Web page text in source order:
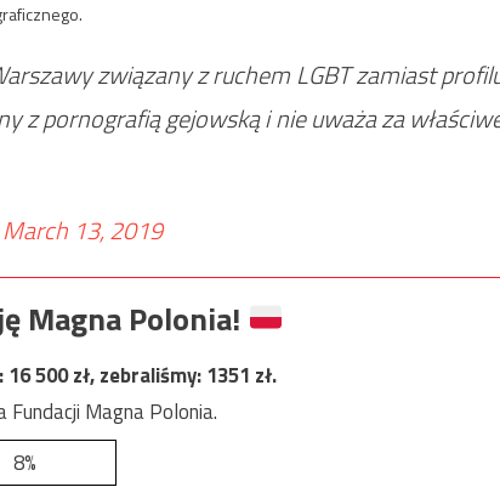
związany z ruchem LGBT zamiast
z pornografią gejowską i nie uważa za
March 13, 2019
Magna Polonia!
16 500zł, zebraliśmy:1351 zł.
Magna Polonia.
8%